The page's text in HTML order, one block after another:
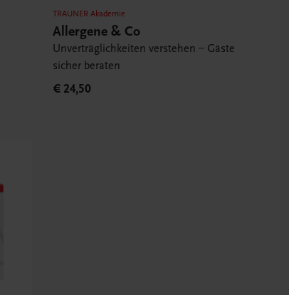
TRAUNER Akademie
Allergene & Co
Unverträglichkeiten verstehen – Gäste
sicher beraten
€ 24,50